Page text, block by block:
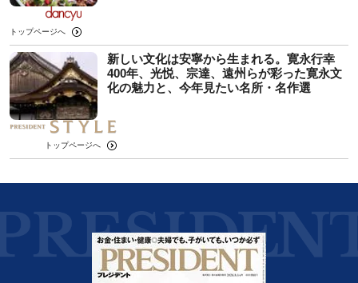
トップページへ
新しい文化は安寧から生まれる。寛永行幸
400年、光悦、宗達、遠州らが彩った寛永文
化の魅力と、今年見たい名所・名作選
トップページへ